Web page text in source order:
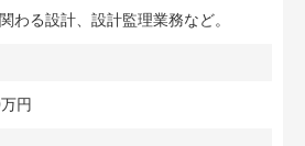
わる設計、設計監理業務など。
円